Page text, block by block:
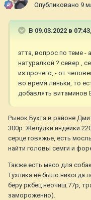
Опубликовано 9
В 09.03.2022 в 07:43,
этта, вопрос по теме -
натуралкой ? север ,
из прочего, - от
во время линьки, то
добавлять витаминов
Рынок Бухта в районе
300р. Желудки индейки
серце говяжье, есть
найти головы семги и
Также есть мясо для
Тухлика не было никогда
беру ркбец неочищ.77р,
замороженно).